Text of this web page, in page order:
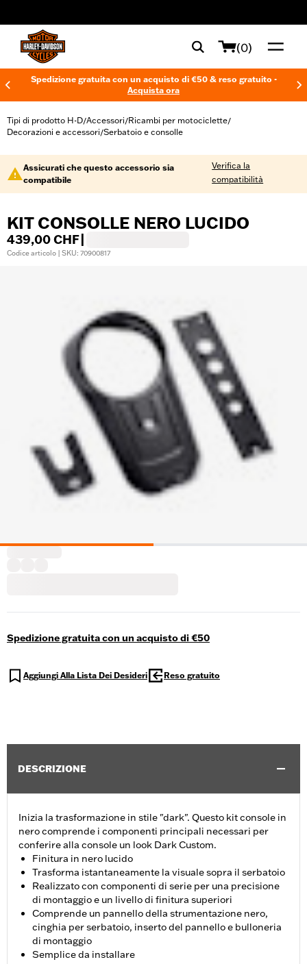
(0)
Spedizione gratuita con un acquisto di €50 & reso gratuito -
Acquista ora
Tipi di prodotto H-D/Accessori/Ricambi per motociclette/
Decorazioni e accessori/Serbatoio e consolle
Assicurati che questo accessorio sia
compatibile
Verifica la
compatibilità
KIT CONSOLLE NERO LUCIDO
439,00 CHF
Codice articolo | SKU: 70900817
Spedizione gratuita con un acquisto di €50
Aggiungi Alla Lista Dei Desideri Reso gratuito
DESCRIZIONE
Inizia la trasformazione in stile "dark". Questo kit console in
nero comprende i componenti principali necessari per
conferire alla console un look Dark Custom.
Finitura in nero lucido
Trasforma istantaneamente la visuale sopra il serbatoio
Realizzato con componenti di serie per una precisione
di montaggio e un livello di finitura superiori
Comprende un pannello della strumentazione nero,
cinghia per serbatoio, inserto del pannello e bulloneria
di montaggio
Semplice da installare